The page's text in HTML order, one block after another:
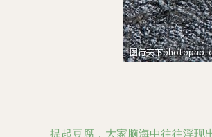
提起豆腐，大家脑海中往往浮现